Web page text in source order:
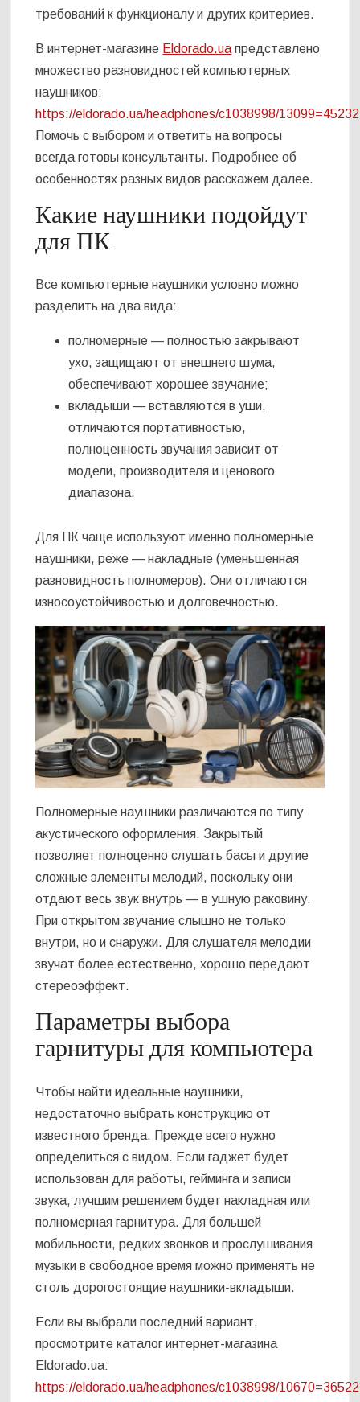
требований к функционалу и других критериев.
В интернет-магазине Eldorado.ua представлено
множество разновидностей компьютерных
наушников:
https://eldorado.ua/headphones/c1038998/13099=45232
Помочь с выбором и ответить на вопросы
всегда готовы консультанты. Подробнее об
особенностях разных видов расскажем далее.
Какие наушники подойдут
для ПК
Все компьютерные наушники условно можно
разделить на два вида:
полномерные — полностью закрывают
ухо, защищают от внешнего шума,
обеспечивают хорошее звучание;
вкладыши — вставляются в уши,
отличаются портативностью,
полноценность звучания зависит от
модели, производителя и ценового
диапазона.
Для ПК чаще используют именно полномерные
наушники, реже — накладные (уменьшенная
разновидность полномеров). Они отличаются
износоустойчивостью и долговечностью.
Полномерные наушники различаются по типу
акустического оформления. Закрытый
позволяет полноценно слушать басы и другие
сложные элементы мелодий, поскольку они
отдают весь звук внутрь — в ушную раковину.
При открытом звучание слышно не только
внутри, но и снаружи. Для слушателя мелодии
звучат более естественно, хорошо передают
стереоэффект.
Параметры выбора
гарнитуры для компьютера
Чтобы найти идеальные наушники,
недостаточно выбрать конструкцию от
известного бренда. Прежде всего нужно
определиться с видом. Если гаджет будет
использован для работы, гейминга и записи
звука, лучшим решением будет накладная или
полномерная гарнитура. Для большей
мобильности, редких звонков и прослушивания
музыки в свободное время можно применять не
столь дорогостоящие наушники-вкладыши.
Если вы выбрали последний вариант,
просмотрите каталог интернет-магазина
Eldorado.ua:
https://eldorado.ua/headphones/c1038998/10670=36522